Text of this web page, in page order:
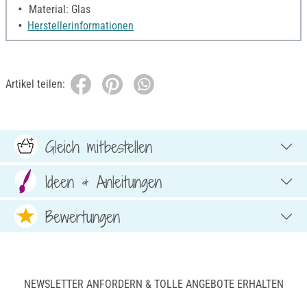
Material: Glas
Herstellerinformationen
Artikel teilen:
Gleich mitbestellen
Ideen & Anleitungen
Bewertungen
NEWSLETTER ANFORDERN & TOLLE ANGEBOTE ERHALTEN